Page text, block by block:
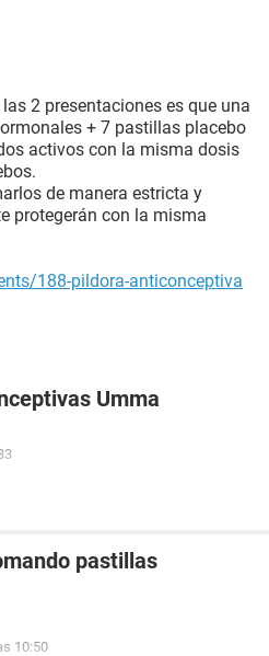
2 presentaciones es que una
+ 7 pastillas placebo
activos con la misma dosis
de manera estricta y
protegerán con la misma
188-pildora-anticonceptiva
Umma
pastillas
10:50